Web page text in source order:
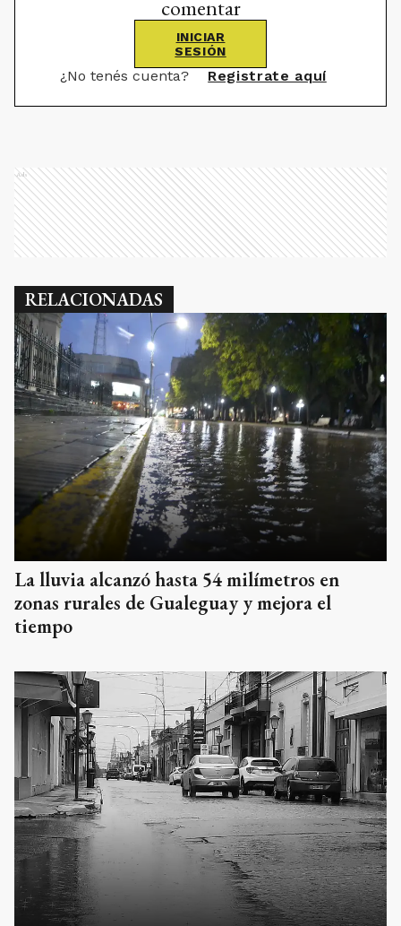
comentar
INICIAR
SESIÓN
¿No tenés cuenta? Registrate aquí
Ads
RELACIONADAS
La lluvia alcanzó hasta 54 milímetros en
zonas rurales de Gualeguay y mejora el
tiempo